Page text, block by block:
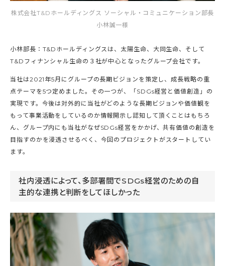
株式会社T&Dホールディングス ソーシャル・コミュニケーション部長
小林誠一様
小林部長：T&Dホールディングスは、太陽生命、大同生命、そして
T&Dフィナンシャル生命の３社が中心となったグループ会社です。
当社は2021年5月にグループの長期ビジョンを策定し、成長戦略の重
点テーマを5つ定めました。その一つが、「SDGs経営と価値創造」の
実現です。今後は対外的に当社がどのような長期ビジョンや価値観を
もって事業活動をしているのか情報開示し認知して頂くことはもちろ
ん、グループ内にも当社がなぜSDGs経営をかかげ、共有価値の創造を
目指すのかを浸透させるべく、今回のプロジェクトがスタートしてい
ます。
社内浸透によって、多部署間でSDGs経営のための自
主的な連携と判断をしてほしかった